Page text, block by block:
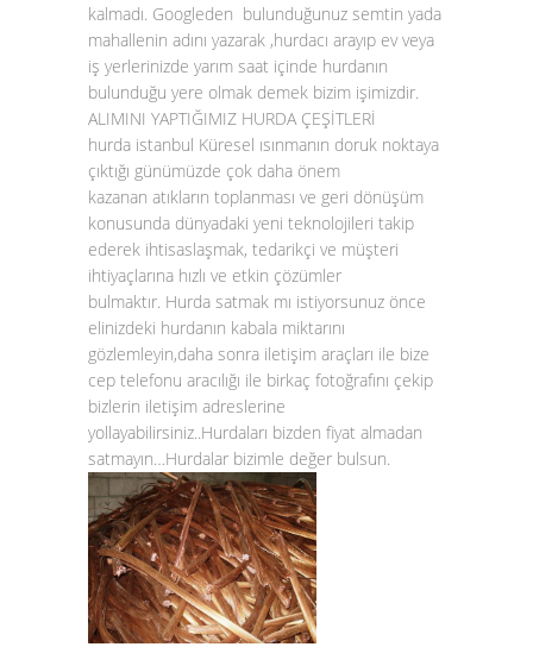
kalmadı. Googleden bulunduğunuz semtin yada
mahallenin adını yazarak ,hurdacı arayıp ev veya
iş yerlerinizde yarım saat içinde hurdanın
bulunduğu yere olmak demek bizim işimizdir.
ALIMINI YAPTIĞIMIZ HURDA ÇEŞİTLERİ
hurda istanbul Küresel ısınmanın doruk noktaya
çıktığı günümüzde çok daha önem
kazanan atıkların toplanması ve geri dönüşüm
konusunda dünyadaki yeni teknolojileri takip
ederek ihtisaslaşmak, tedarikçi ve müşteri
ihtiyaçlarına hızlı ve etkin çözümler
bulmaktır. Hurda satmak mı istiyorsunuz önce
elinizdeki hurdanın kabala miktarını
gözlemleyin,daha sonra iletişim araçları ile bize
cep telefonu aracılığı ile birkaç fotoğrafını çekip
bizlerin iletişim adreslerine
yollayabilirsiniz..Hurdaları bizden fiyat almadan
satmayın…Hurdalar bizimle değer bulsun.